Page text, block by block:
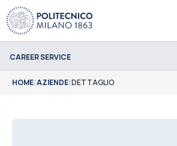
CAREER SERVICE
HOME/AZIENDE/DETTAGLIO